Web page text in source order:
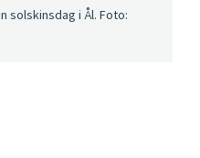
solskinsdag i Ål. Foto: